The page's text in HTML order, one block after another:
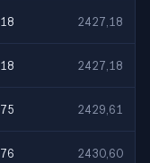
2427,18
2427,18
2429,61
2430,60